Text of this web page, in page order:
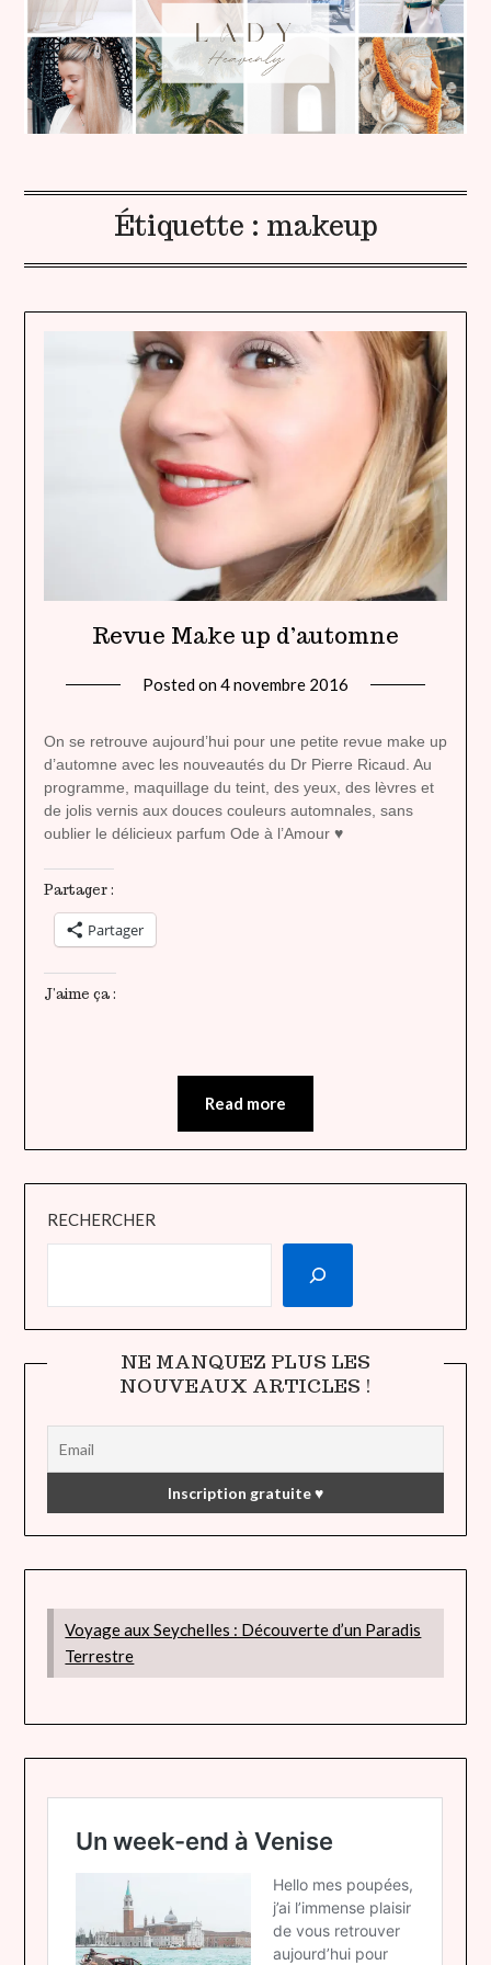
Étiquette : makeup
Revue Make up d’automne
Posted on4 novembre 2016
heavenly
On se retrouve aujourd’hui pour une petite revue make up
d’automne avec les nouveautés du Dr Pierre Ricaud. Au
programme, maquillage du teint, des yeux, des lèvres et
de jolis vernis aux douces couleurs automnales, sans
oublier le délicieux parfum Ode à l’Amour ♥
Partager :
Partager
J’aime ça :
Read more
RECHERCHER
NE MANQUEZ PLUS LES
NOUVEAUX ARTICLES !
Voyage aux Seychelles : Découverte d’un Paradis
Terrestre